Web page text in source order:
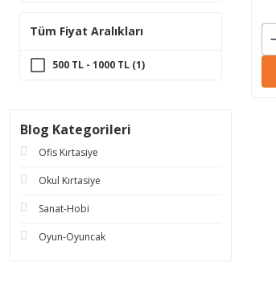
Tüm Fiyat Aralıkları
500 TL - 1000 TL (1)
Blog Kategorileri
Ofis Kırtasiye
Okul Kırtasiye
Sanat-Hobi
Oyun-Oyuncak